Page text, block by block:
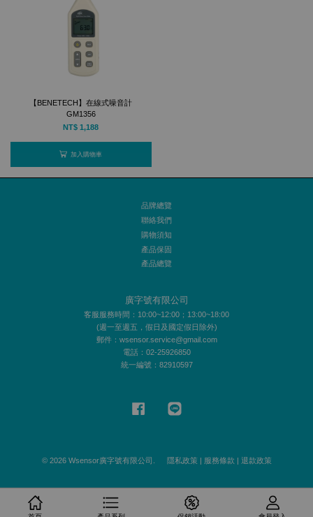
【BENETECH】在線式噪音計
GM1356
NT$ 1,188
加入購物車
品牌總覽
聯絡我們
購物須知
產品保固
產品總覽
廣字號有限公司
客服服務時間：10:00~12:00；13:00~18:00
(週一至週五，假日及國定假日除外)
郵件：wsensor.service@gmail.com
電話：02-25926850
統一編號：82910597
Facebook
© 2026 Wsensor廣字號有限公司. 隱私政策| 服務條款 | 退款政策